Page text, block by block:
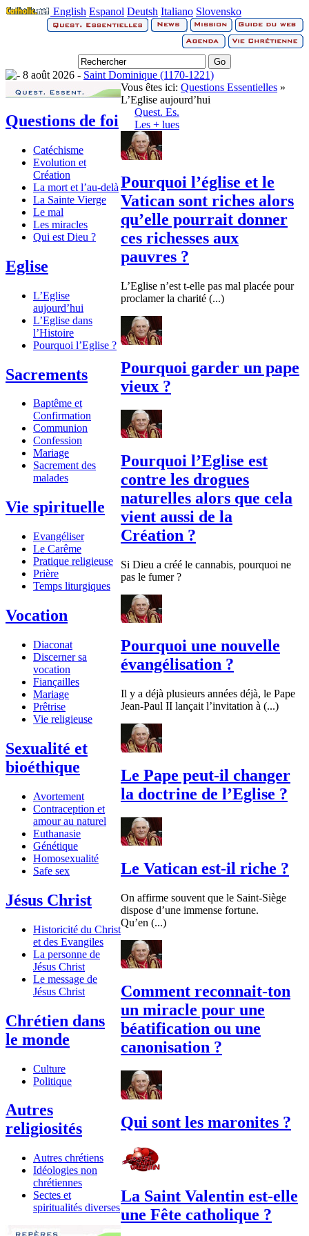
English Espanol Deutsh Italiano Slovensko
8 août 2026 - Saint Dominique (1170-1221)
Questions de foi
Catéchisme
Evolution et
Création
La mort et l’au-delà
La Sainte Vierge
Le mal
Les miracles
Qui est Dieu ?
Eglise
L’Eglise
aujourd’hui
L’Eglise dans
l’Histoire
Pourquoi l’Eglise ?
Sacrements
Baptême et
Confirmation
Communion
Confession
Mariage
Sacrement des
malades
Vie spirituelle
Evangéliser
Le Carême
Pratique religieuse
Prière
Temps liturgiques
Vocation
Diaconat
Discerner sa
vocation
Fiançailles
Mariage
Prêtrise
Vie religieuse
Sexualité et
bioéthique
Avortement
Contraception et
amour au naturel
Euthanasie
Génétique
Homosexualité
Safe sex
Jésus Christ
Historicité du Christ
et des Evangiles
La personne de
Jésus Christ
Le message de
Jésus Christ
Chrétien dans
le monde
Culture
Politique
Autres
religiosités
Autres chrétiens
Idéologies non
chrétiennes
Sectes et
spiritualités diverses
Vous êtes ici: Questions Essentielles »
L’Eglise aujourd’hui
Quest. Es.
Les + lues
Pourquoi l’église et le
Vatican sont riches alors
qu’elle pourrait donner
ces richesses aux
pauvres ?
L’Eglise n’est t-elle pas mal placée pour
proclamer la charité (...)
Pourquoi garder un pape
vieux ?
Pourquoi l’Eglise est
contre les drogues
naturelles alors que cela
vient aussi de la
Création ?
Si Dieu a créé le cannabis, pourquoi ne
pas le fumer ?
Pourquoi une nouvelle
évangélisation ?
Il y a déjà plusieurs années déjà, le Pape
Jean-Paul II lançait l’invitation à (...)
Le Pape peut-il changer
la doctrine de l’Eglise ?
Le Vatican est-il riche ?
On affirme souvent que le Saint-Siège
dispose d’une immense fortune.
Qu’en (...)
Comment reconnait-ton
un miracle pour une
béatification ou une
canonisation ?
Qui sont les maronites ?
La Saint Valentin est-elle
une Fête catholique ?